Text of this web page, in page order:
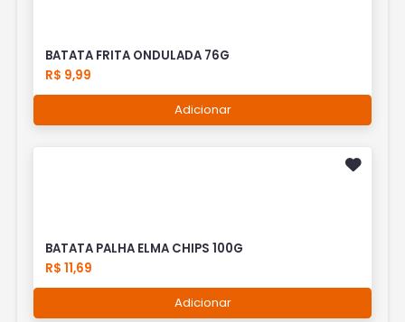
BATATA FRITA ONDULADA 76G
R$ 9,99
Adicionar
BATATA PALHA ELMA CHIPS 100G
R$ 11,69
Adicionar